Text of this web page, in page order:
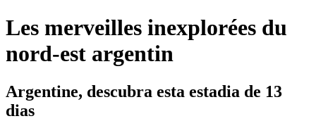
Les merveilles inexplorées du
nord-est argentin
Argentine, descubra esta estadia de 13
dias